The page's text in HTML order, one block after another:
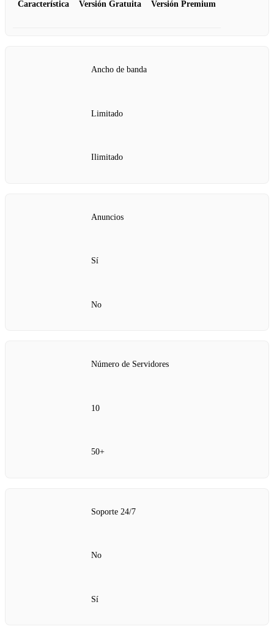
Característica Versión Gratuita Versión Premium
Ancho de banda
Limitado
Ilimitado
Anuncios
Sí
No
Número de Servidores
10
50+
Soporte 24/7
No
Sí